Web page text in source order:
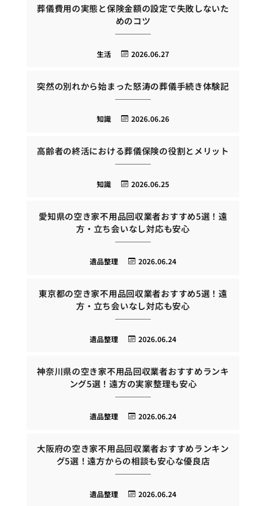
葬儀費用の実態と保険金額の設定で失敗しないた
めのコツ
2026.06.27
生活
突然の別れから始まった怒涛の葬儀手続き体験記
2026.06.26
知識
高齢者の終活における葬儀保険の役割とメリット
2026.06.25
知識
愛知県の空き家不用品回収業者おすすめ5選！遠
方・立ち会いなし対応も安心
2026.06.24
遺品整理
東京都の空き家不用品回収業者おすすめ5選！遠
方・立ち会いなし対応も安心
2026.06.24
遺品整理
神奈川県の空き家不用品回収業者おすすめランキ
ング5選！遠方の実家整理も安心
2026.06.24
遺品整理
大阪府の空き家不用品回収業者おすすめランキン
グ5選！遠方からの相談も安心な優良店
2026.06.24
遺品整理